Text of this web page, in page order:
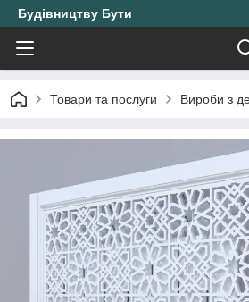
Будівництву Бути
Товари та послуги Вироби з